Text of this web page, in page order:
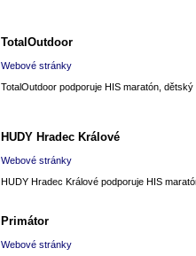
TotalOutdoor
Webové stránky
TotalOutdoor podporuje HIS maratón,
HUDY Hradec Králové
Webové stránky
HUDY Hradec Králové podporuje HIS
Primátor
Webové stránky